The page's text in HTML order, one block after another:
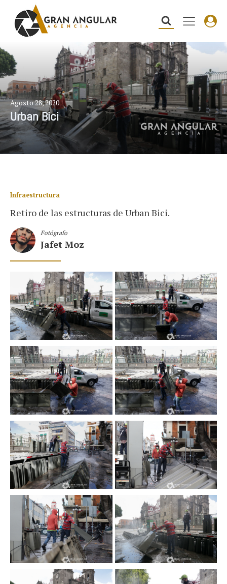
Agosto 28, 2020
Urban Bici
Infraestructura
Retiro de las estructuras de Urban Bici.
Fotógrafo
Jafet Moz